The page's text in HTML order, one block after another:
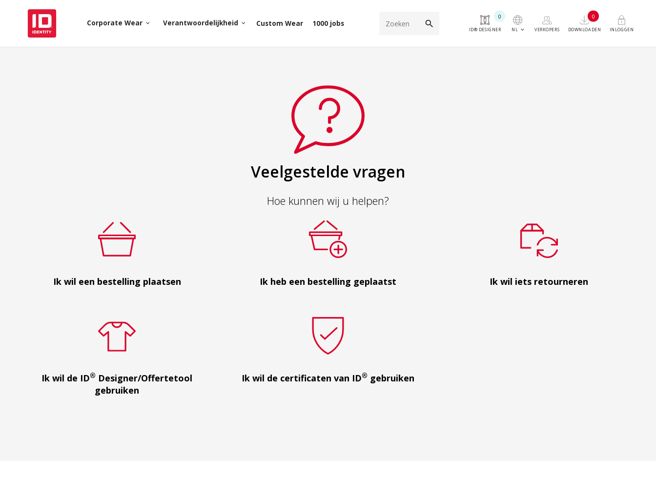
Corporate Wear keyboard_arrow_down Verantwoordelijkheid keyboard_arrow_down Custom Wear 1000 jobs
ID® DESIGNER
0
NL keyboard_arrow_down VERKOPERS DOWNLOADEN
0
INLOGGEN
search
Veelgestelde vragen
Hoe kunnen wij u helpen?
Ik wil een bestelling plaatsen Ik heb een bestelling geplaatst Ik wil iets retourneren
Ik wil de ID® Designer/Offertetool
gebruiken
Ik wil de certificaten van ID® gebruiken